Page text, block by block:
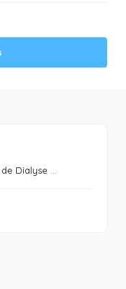
Dialyse ...